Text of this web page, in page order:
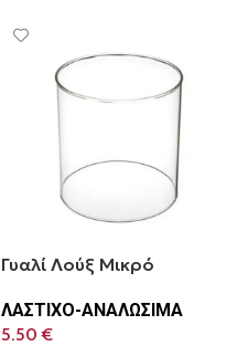
Γυαλί Λούξ Μικρό
ΛΑΣΤΙΧΟ-ΑΝΑΛΩΣΙΜΑ
5.50€